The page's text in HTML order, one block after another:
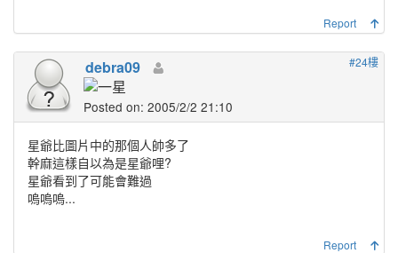
Report
#24樓
debra09
Posted on: 2005/2/2 21:10
星爺比圖片中的那個人帥多了
幹麻這樣自以為是星爺哩?
星爺看到了可能會難過
嗚嗚嗚...
Report